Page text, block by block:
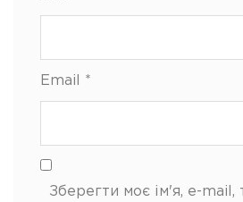
Email *
Зберегти моє ім'я, e-mail,